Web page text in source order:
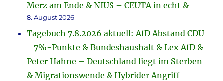
Merz am Ende & NIUS – CEUTA in echt &
8. August 2026
Tagebuch 7.8.2026 aktuell: AfD Abstand CDU
= 7%-Punkte & Bundeshaushalt & Lex AfD &
Peter Hahne – Deutschland liegt im Sterben
& Migrationswende & Hybrider Angriff